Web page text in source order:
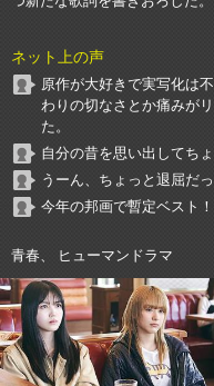
ネット上の声
原作が大好きで実写化は
わりの切なさとか痛みが
た。
自分の昔を思い出してち
うーん、ちょっと退屈だっ
今年の邦画で暫定ベスト
青春、 ヒューマンドラマ